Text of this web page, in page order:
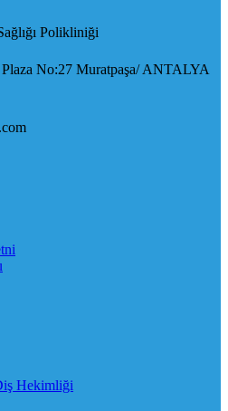
Polikliniği
No:27 Muratpaşa/ ANTALYA
Hekimliği